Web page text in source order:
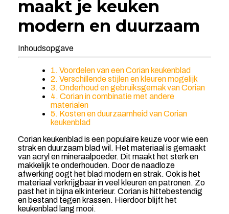
maakt je keuken
modern en duurzaam
Inhoudsopgave
1. Voordelen van een Corian keukenblad
2. Verschillende stijlen en kleuren mogelijk
3. Onderhoud en gebruiksgemak van Corian
4. Corian in combinatie met andere
materialen
5. Kosten en duurzaamheid van Corian
keukenblad
Corian keukenblad is een populaire keuze voor wie een
strak en duurzaam blad wil. Het materiaal is gemaakt
van acryl en mineraalpoeder. Dit maakt het sterk en
makkelijk te onderhouden. Door de naadloze
afwerking oogt het blad modern en strak. Ook is het
materiaal verkrijgbaar in veel kleuren en patronen. Zo
past het in bijna elk interieur. Corian is hittebestendig
en bestand tegen krassen. Hierdoor blijft het
keukenblad lang mooi.